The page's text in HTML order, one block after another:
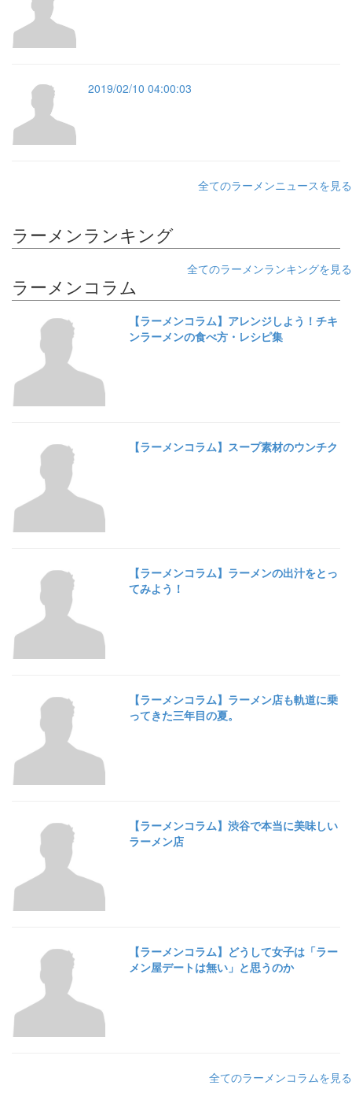
2019/02/10 04:00:03
全てのラーメンニュースを見る
ラーメンランキング
全てのラーメンランキングを見る
ラーメンコラム
【ラーメンコラム】アレンジしよう！チキ
ンラーメンの食べ方・レシピ集
【ラーメンコラム】スープ素材のウンチク
【ラーメンコラム】ラーメンの出汁をとっ
てみよう！
【ラーメンコラム】ラーメン店も軌道に乗
ってきた三年目の夏。
【ラーメンコラム】渋谷で本当に美味しい
ラーメン店
【ラーメンコラム】どうして女子は「ラー
メン屋デートは無い」と思うのか
全てのラーメンコラムを見る